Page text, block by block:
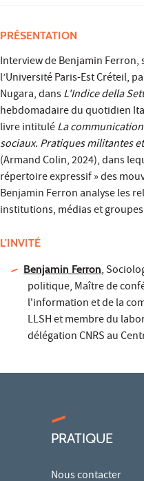
PRÉSENTATION
Interview de Benjamin Ferron,
l’Université Paris-Est Créteil,
Nugara, dansL'Indice della
hebdomadaire du quotidien
livre intituléLa
sociaux. Pratiques militantes
(Armand Colin, 2024), dans
répertoire expressif » des
Benjamin Ferron analyse les
institutions, médias et
L'INVITÉ
Benjamin Ferron,
politique, Maître de
l'information et de la
LLSH et membre du
délégation CNRS au
PRATIQUE
Nous contacter